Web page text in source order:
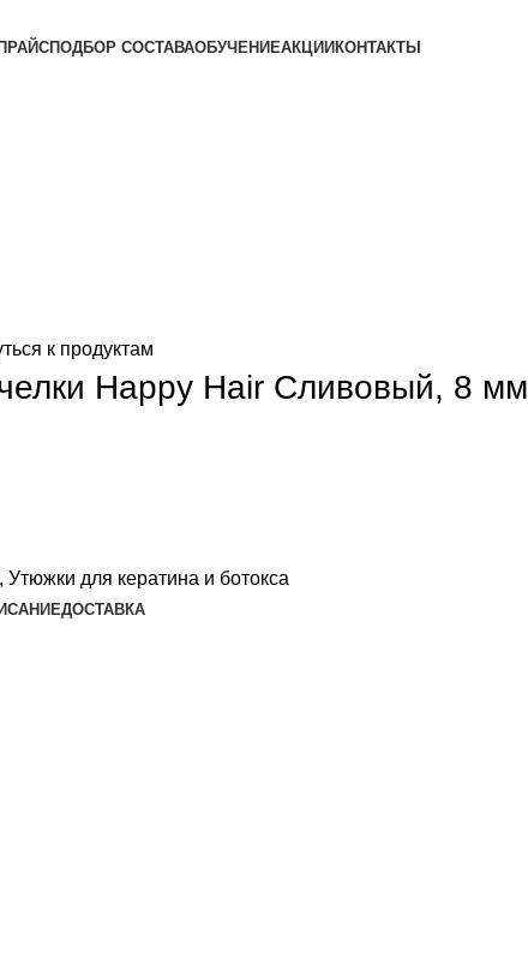
ПОДБОР СОСТАВАОБУЧЕНИЕАКЦИИ КОНТАКТЫ
к продуктам
Happy Hair Сливовый, 8 мм
, Утюжки для кератина и ботокса
ДОСТАВКА